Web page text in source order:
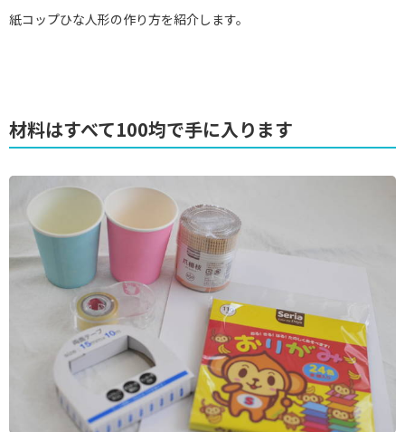
紙コップひな人形の作り方を紹介します。
材料はすべて100均で手に入ります